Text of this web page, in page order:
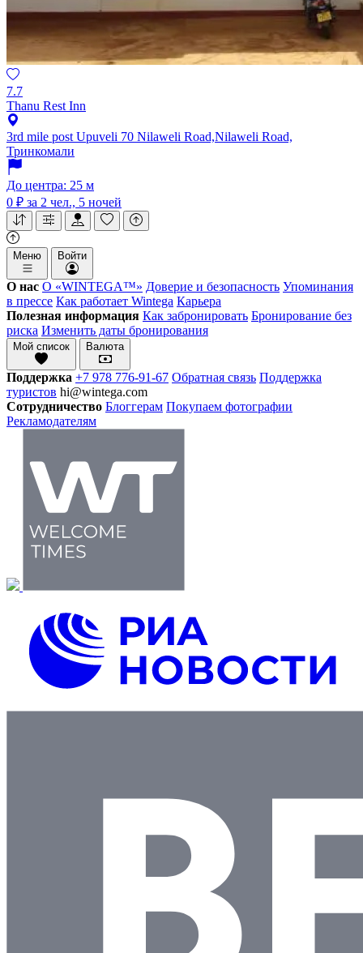
7.7
Thanu Rest Inn
3rd mile post Upuveli 70 Nilaweli Road,Nilaweli Road,
Тринкомали
До центра: 25 м
0 ₽ за 2 чел., 5 ночей
Меню Войти
О нас О «WINTEGA™» Доверие и безопасность Упоминания
в прессе Как работает Wintega Карьера
Полезная информация Как забронировать Бронирование без
риска Изменить даты бронирования
Мой список Валюта
Поддержка +7 978 776-91-67 Обратная связь Поддержка
туристов hi@wintega.com
Сотрудничество Блоггерам Покупаем фотографии
Рекламодателям